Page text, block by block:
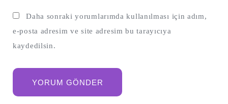
Daha sonraki yorumlarımda kullanılması için adım,
e-posta adresim ve site adresim bu tarayıcıya
kaydedilsin.